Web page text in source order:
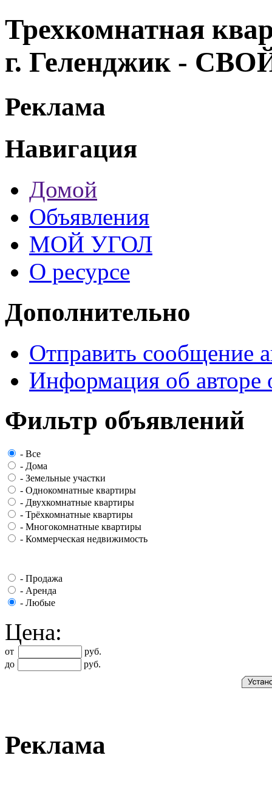
Трехкомнатная
г. Геленджик -
Реклама
Навигация
Домой
Объявления
МОЙ УГОЛ
О ресурсе
Дополнительно
Отправить сообщение
Информация об авторе
Фильтр объявлений
- Все
- Дома
- Земельные участки
- Однокомнатные квартиры
- Двухкомнатные квартиры
- Трёхкомнатные квартиры
- Многокомнатные квартиры
- Коммерческая недвижимость
- Продажа
- Аренда
- Любые
Цена:
от
руб.
до
руб.
Реклама